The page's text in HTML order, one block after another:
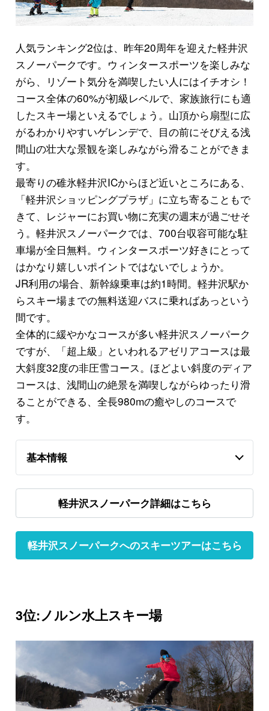
人気ランキング2位は、昨年20周年を迎えた軽井沢
スノーパークです。ウィンタースポーツを楽しみな
がら、リゾート気分を満喫したい人にはイチオシ！
コース全体の60%が初級レベルで、家族旅行にも適
したスキー場といえるでしょう。山頂から扇型に広
がるわかりやすいゲレンデで、目の前にそびえる浅
間山の壮大な景観を楽しみながら滑ることができま
す。
最寄りの碓氷軽井沢ICからほど近いところにある、
「軽井沢ショッピングプラザ」に立ち寄ることもで
きて、レジャーにお買い物に充実の週末が過ごせそ
う。軽井沢スノーパークでは、700台収容可能な駐
車場が全日無料。ウィンタースポーツ好きにとって
はかなり嬉しいポイントではないでしょうか。
JR利用の場合、新幹線乗車は約1時間。軽井沢駅か
らスキー場までの無料送迎バスに乗ればあっという
間です。
全体的に緩やかなコースが多い軽井沢スノーパーク
ですが、「超上級」といわれるアゼリアコースは最
大斜度32度の非圧雪コース。ほどよい斜度のディア
コースは、浅間山の絶景を満喫しながらゆったり滑
ることができる、全長980mの癒やしのコースで
す。
基本情報
軽井沢スノーパーク詳細はこちら
軽井沢スノーパークへのスキーツアーはこちら
3位:ノルン水上スキー場